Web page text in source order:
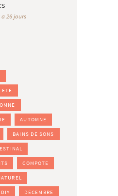
26 jours
AUTOMNE
BAINS DE SONS
COMPOTE
DIY DÉCEMBRE